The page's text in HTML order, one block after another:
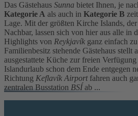
Das Gästehaus Sunna bietet Ihnen, je
Kategorie A als auch in Kategorie B
Lage. Mit der größten Kirche Islands, der
Nachbar, lassen sich von hier aus alle in
Highlights von Reykjavík ganz einfach
Familienbesitz stehende Gästehaus stellt
ausgestattete Küche zur freien
Islandurlaub schon dem Ende entgegen
Richtung Keflavík Airportfahren auch
zentralen Busstation BSÍab ...